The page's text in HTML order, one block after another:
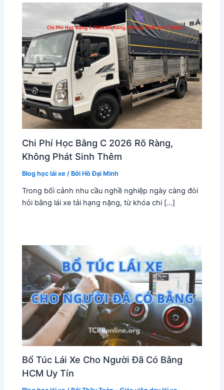
Chi Phí Học Bằng C 2026 Rõ Ràng,
Không Phát Sinh Thêm
Blog học lái xe / Bởi Hồ Đại Minh
Trong bối cảnh nhu cầu nghề nghiệp ngày càng đòi
hỏi bằng lái xe tải hạng nặng, từ khóa chi […]
Bổ Túc Lái Xe Cho Người Đã Có Bằng
HCM Uy Tín